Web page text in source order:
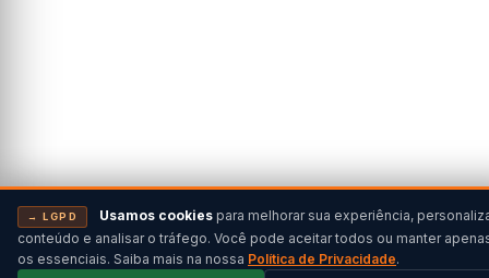
→ LGPD Usamos cookies para melhorar sua experiência,
conteúdo e analisar o tráfego. Você pode aceitar todos ou manter
os essenciais. Saiba mais na nossa Política de Privacidade.